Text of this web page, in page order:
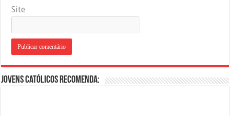
Site
Jovens Católicos Recomenda: